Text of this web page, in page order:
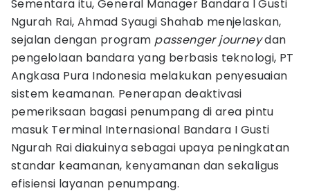
Sementara itu, General Manager Bandara I Gusti
Ngurah Rai, Ahmad Syaugi Shahab menjelaskan,
sejalan dengan program passenger journeydan
pengelolaan bandara yang berbasis teknologi, PT
Angkasa Pura Indonesia melakukan penyesuaian
sistem keamanan. Penerapan deaktivasi
pemeriksaan bagasi penumpang di area pintu
masuk Terminal Internasional Bandara I Gusti
Ngurah Rai diakuinya sebagai upaya peningkatan
standar keamanan, kenyamanan dan sekaligus
efisiensi layanan penumpang.